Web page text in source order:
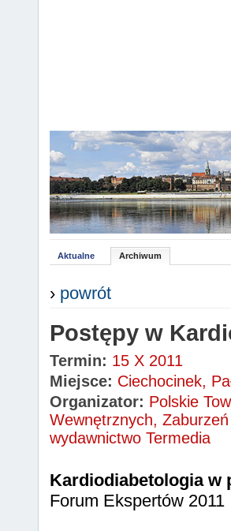
Aktualne Archiwum
› powrót
Postępy w
Termin: 15 X 2011
Miejsce: Ciechocinek,
Organizator: Polskie
Wewnętrznych,
wydawnictwo Termedia
Kardiodiabetologia w
Forum Ekspertów 2011